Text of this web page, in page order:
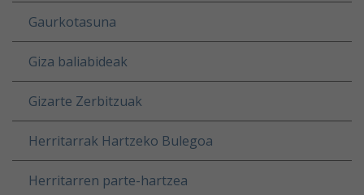
Gaurkotasuna
Giza baliabideak
Gizarte Zerbitzuak
Herritarrak Hartzeko Bulegoa
Herritarren parte-hartzea